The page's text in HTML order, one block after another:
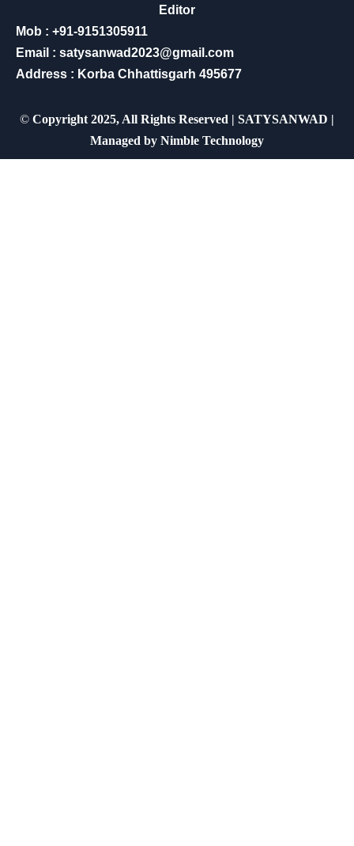
Editor
Mob : +91-9151305911
Email : satysanwad2023@gmail.com
Address : Korba Chhattisgarh 495677
© Copyright 2025, All Rights Reserved | SATYSANWAD |
Managed by Nimble Technology